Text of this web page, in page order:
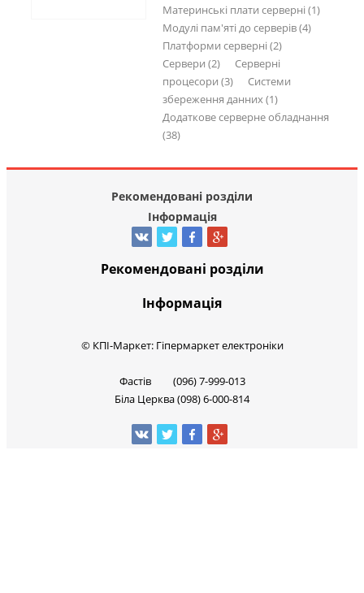
Материнські плати серверні (1)
Модулі пам'яті до серверів (4)
Платформи серверні (2)
Сервери (2)
Серверні
процесори (3)
Системи
збереження данних (1)
Додаткове серверне обладнання
(38)
Рекомендовані розділи
Інформація
Рекомендовані розділи
Інформація
© КПІ-Маркет: Гіпермаркет електроніки
Фастів (096) 7-999-013
Біла Церква (098) 6-000-814